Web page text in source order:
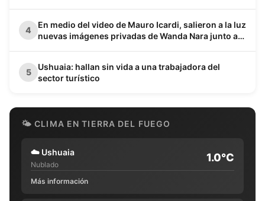
4
En medio del video de Mauro Icardi, salieron a la luz
nuevas imágenes privadas de Wanda Nara junto a
5
Ushuaia: hallan sin vida a una trabajadora del
sector turístico
🌤 CLIMA EN TIERRA DEL FUEGO
☁️ Ushuaia
Nublado
1.0°C
Más información